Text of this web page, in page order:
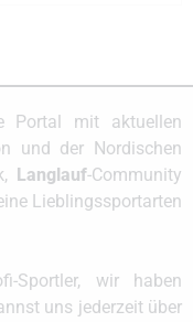
Portal mit aktuellen
und der Nordischen
Langlauf-Community
Lieblingssportarten
Sportler, wir haben
uns jederzeit über